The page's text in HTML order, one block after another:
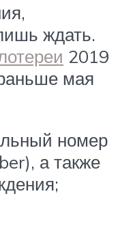
ждать.
2019
мая
номер
а также